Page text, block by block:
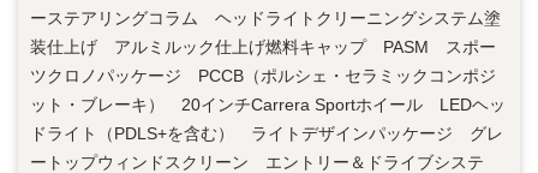
ーステアリングコラム ヘッドライトクリーニングシステム塗
装仕上げ アルミルック仕上げ燃料キャップ PASM スポー
ツクロノパッケージ PCCB（ポルシェ・セラミックコンポジ
ット・ブレーキ） 20インチCarrera Sportホイール LEDヘッ
ドライト（PDLS+を含む） ライトデザインパッケージ グレ
ートップウィンドスクリーン エントリー＆ドライブシステ